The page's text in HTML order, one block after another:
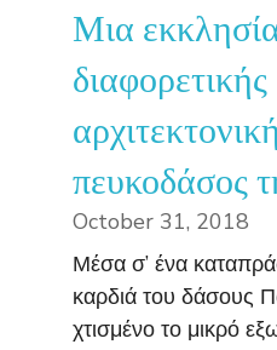
Μια
διαφορετικής
πευκοδάσος
October 31, 2018
Μέσα σ’ ένα
καρδιά του δάσους
χτισμένο το μικρό